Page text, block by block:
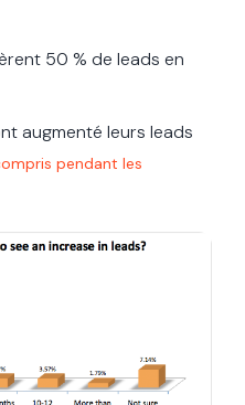
50 % de leads en
augmenté leurs leads
pendant les